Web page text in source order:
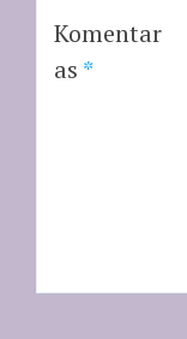
Komentar
as *